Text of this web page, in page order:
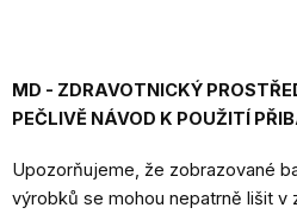
MD - ZDRAVOTNICKÝ
PEČLIVĚ NÁVOD K POUŽITÍ
Upozorňujeme, že zobrazované
výrobků se mohou nepatrně lišit v